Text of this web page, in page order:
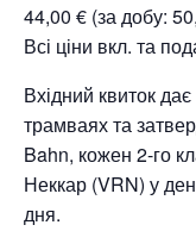
44,00 € (за добу:
Всі ціни вкл. та
Вхідний квиток
трамваях та
Bahn, кожен 2-го
Неккар (VRN) у
дня.